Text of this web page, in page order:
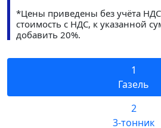
*Цены приведены без учёта
стоимость с НДС, к указанной
добавить 20%.
1
Газель
2
3-тонник